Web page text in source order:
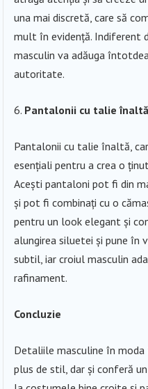
una mai discretă, care să
mult în evidență. Indiferent
masculin va adăuga
autoritate.
Pantalonii cu talie
Pantalonii cu talie înaltă,
esențiali pentru a crea o
Acești pantaloni pot fi din
și pot fi combinați cu o
pentru un look elegant și
alungirea siluetei și pune
subtil, iar croiul masculin
rafinament.
Concluzie
Detaliile masculine în moda
plus de stil, dar și conferă